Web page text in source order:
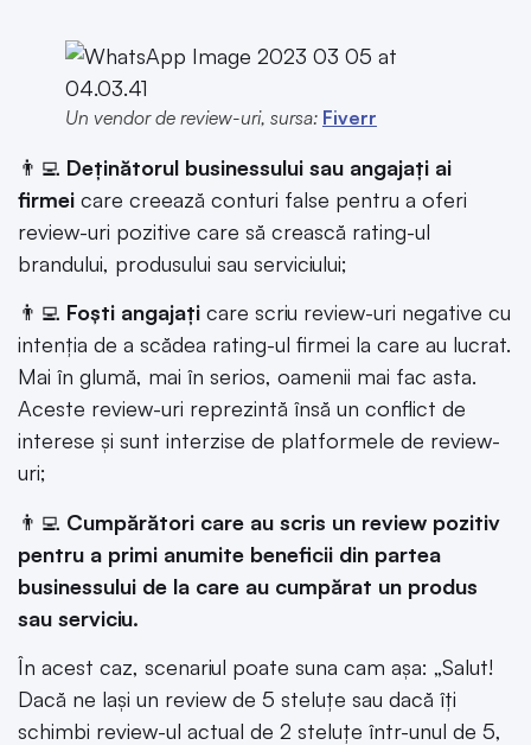
Un vendor de review-uri, sursa: Fiverr
👨‍💻 Deținătorul businessului sau angajați ai
firmei care creează conturi false pentru a oferi
review-uri pozitive care să crească rating-ul
brandului, produsului sau serviciului;
👨‍💻 Foști angajați care scriu review-uri negative cu
intenția de a scădea rating-ul firmei la care au lucrat.
Mai în glumă, mai în serios, oamenii mai fac asta.
Aceste review-uri reprezintă însă un conflict de
interese și sunt interzise de platformele de review-
uri;
👨‍💻 Cumpărători care au scris un review pozitiv
pentru a primi anumite beneficii din partea
businessului de la care au cumpărat un produs
sau serviciu.
În acest caz, scenariul poate suna cam așa: „Salut!
Dacă ne lași un review de 5 steluțe sau dacă îți
schimbi review-ul actual de 2 steluțe într-unul de 5,